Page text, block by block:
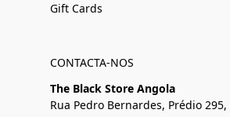
Gift Cards
CONTACTA-NOS
The Black Store Angola
Rua Pedro Bernardes, Prédio 295,